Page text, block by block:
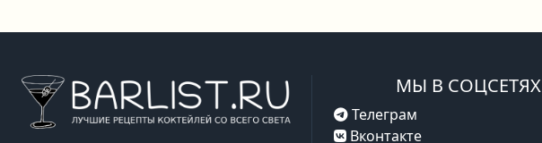
МЫ В СОЦСЕТЯХ
Телеграм
Вконтакте